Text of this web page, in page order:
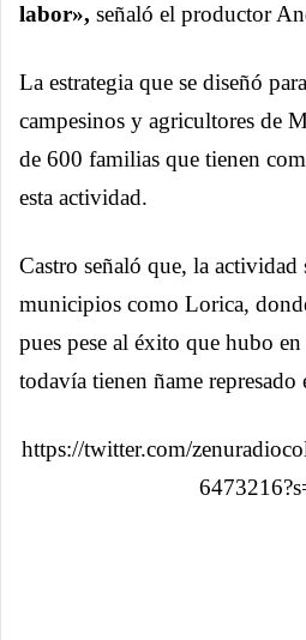
labor», señaló el productor
La estrategia que se diseñó
campesinos y agricultores de
de 600 familias que tienen
esta actividad.
Castro señaló que, la actividad
municipios como Lorica,
pues pese al éxito que hubo
todavía tienen ñame
https://twitter.com/